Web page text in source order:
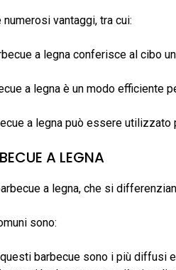
vantaggi, tra cui:
a legna conferisce al cibo
a legna è un modo efficiente
a legna può essere utilizzato
A LEGNA
a legna, che si
sono:
barbecue sono i più diffusi